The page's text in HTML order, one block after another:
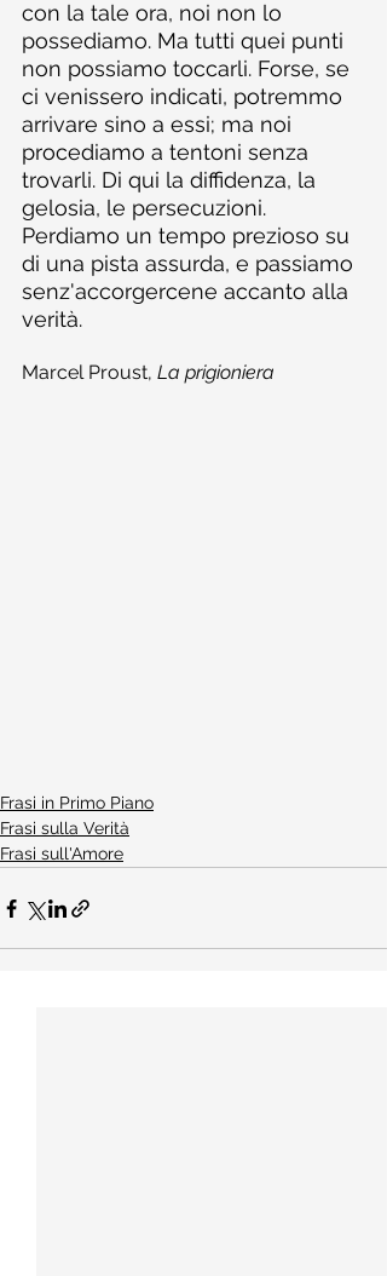
con la tale ora, noi non lo
possediamo. Ma tutti quei punti
non possiamo toccarli. Forse, se
ci venissero indicati, potremmo
arrivare sino a essi; ma noi
procediamo a tentoni senza
trovarli. Di qui la diffidenza, la
gelosia, le persecuzioni.
Perdiamo un tempo prezioso su
di una pista assurda, e passiamo
senz'accorgercene accanto alla
verità.
Marcel Proust, La prigioniera
Frasi in Primo Piano
Frasi sulla Verità
Frasi sull'Amore